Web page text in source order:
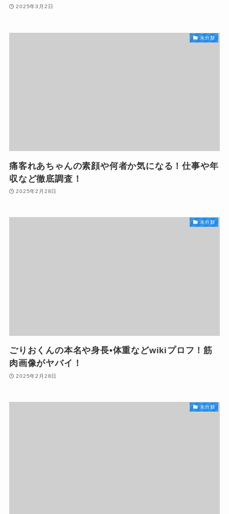
2025年3月2日
未分類
痛客れあちゃんの素顔や何者か気になる！仕事や年
収など徹底調査！
2025年2月28日
未分類
ごりおくんの本名や身長•体重などwikiプロフ！筋
肉画像がヤバイ！
2025年2月28日
未分類